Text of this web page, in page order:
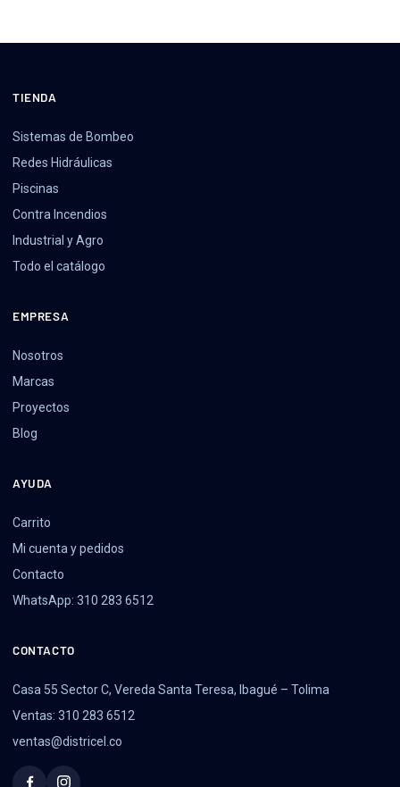
TIENDA
Sistemas de Bombeo
Redes Hidráulicas
Piscinas
Contra Incendios
Industrial y Agro
Todo el catálogo
EMPRESA
Nosotros
Marcas
Proyectos
Blog
AYUDA
Carrito
Mi cuenta y pedidos
Contacto
WhatsApp: 310 283 6512
CONTACTO
Casa 55 Sector C, Vereda Santa Teresa, Ibagué – Tolima
Ventas: 310 283 6512
ventas@districel.co